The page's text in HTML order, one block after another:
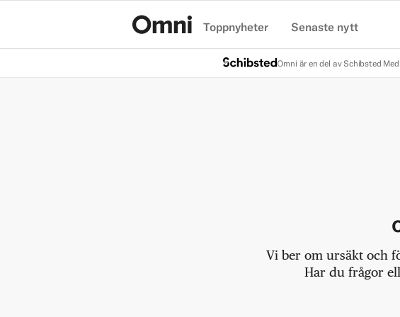
Toppnyheter Senaste nytt
Omni är en del av Schibsted
Vi ber om ursäkt och
Har du frågor